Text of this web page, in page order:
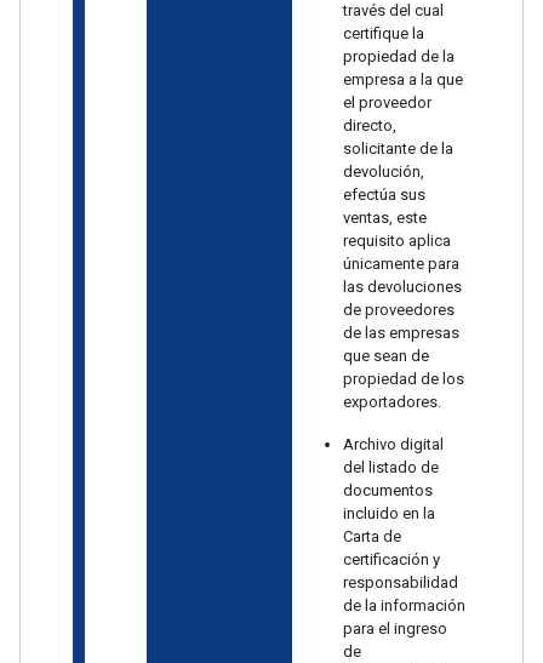
través del cual
certifique la
propiedad de la
empresa a la que
el proveedor
directo,
solicitante de la
devolución,
efectúa sus
ventas, este
requisito aplica
únicamente para
las devoluciones
de proveedores
de las empresas
que sean de
propiedad de los
exportadores.
Archivo digital
del listado de
documentos
incluido en la
Carta de
certificación y
responsabilidad
de la información
para el ingreso
de